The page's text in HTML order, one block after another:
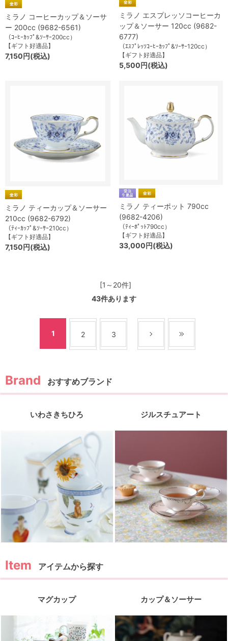
ミラノ コーヒーカップ＆ソーサ
ー 200cc (9682-6561)
（ｺｰﾋｰｶｯﾌﾟ&ｿｰｻｰ200cc）
【ギフト好適品】
7,150円(税込)
ミラノ エスプレッソコーヒーカ
ップ＆ソーサー 120cc (9682-
6777)
（ｴｽﾌﾟﾚｯｿｺｰﾋｰｶｯﾌﾟ&ｿｰｻｰ120cc）
【ギフト好適品】
5,500円(税込)
ミラノ ティーカップ＆ソーサー
210cc (9682-6792)
（ﾃｨｰｶｯﾌﾟ&ｿｰｻｰ210cc）
【ギフト好適品】
7,150円(税込)
ミラノ ティーポット 790cc
(9682-4206)
（ﾃｨｰﾎﾟｯﾄ790cc）
【ギフト好適品】
33,000円(税込)
[1～20件]
43件あります
1 2 3
おすすめブランド
いわさきちひろ ジルスチュアート
アイテムから探す
マグカップ カップ＆ソーサー